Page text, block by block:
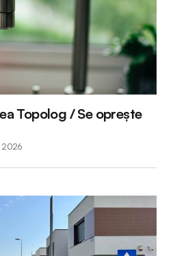
Topolog / Se oprește
2026